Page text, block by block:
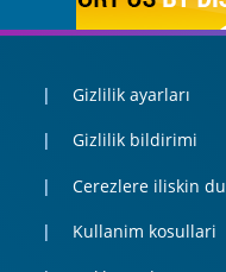
Gizlilik ayarları
Gizlilik bildirimi
Cerezlere iliskin
Kullanim kosullari